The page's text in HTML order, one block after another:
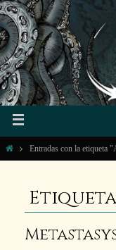
Entradas con la etiqueta